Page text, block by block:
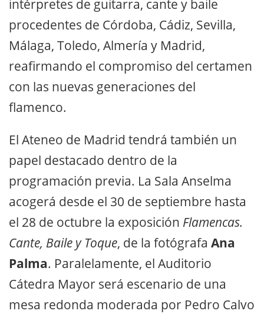
intérpretes de guitarra, cante y baile
procedentes de Córdoba, Cádiz, Sevilla,
Málaga, Toledo, Almería y Madrid,
reafirmando el compromiso del certamen
con las nuevas generaciones del
flamenco.
El Ateneo de Madrid tendrá también un
papel destacado dentro de la
programación previa. La Sala Anselma
acogerá desde el 30 de septiembre hasta
el 28 de octubre la exposición Flamencas.
Cante, Baile y Toque, de la fotógrafa Ana
Palma. Paralelamente, el Auditorio
Cátedra Mayor será escenario de una
mesa redonda moderada por Pedro Calvo